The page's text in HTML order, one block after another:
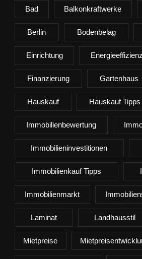
Bad Balkonkraftwerke
Berlin Bodenbelag
Einrichtung Energieeffizienz
Finanzierung Gartenhaus
Hauskauf Hauskauf Tipps
Immobilienbewertung
Immobilieninvestitionen
Immobilienkauf Tipps
Immobilienmarkt
Laminat Landhausstil
Mietpreise